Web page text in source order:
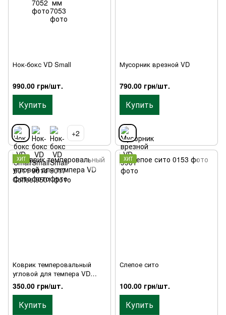
Нок-бокс VD Small
990.00 грн/шт.
Купить
+2
Мусорник врезной VD
790.00 грн/шт.
Купить
ХИТ
Коврик темперовальный
угловой для темпера VD
Coffee
350.00 грн/шт.
Купить
ХИТ
Слепое сито
100.00 грн/шт.
Купить